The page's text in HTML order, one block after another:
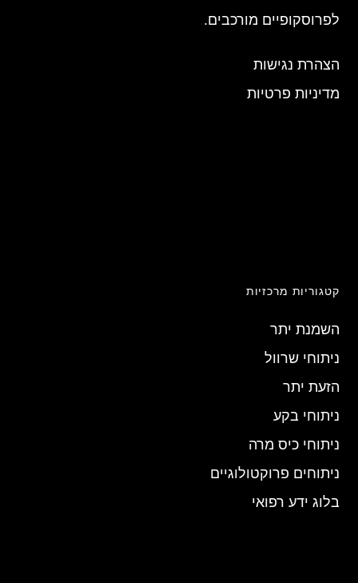
לפרוסקופיים מורכבים.
הצהרת נגישות
מדיניות פרטיות
קטגוריות מרכזיות
השמנת יתר
ניתוחי שרוול
הזעת יתר
ניתוחי בקע
ניתוחי כיס מרה
ניתוחים פרוקטולוגיים
בלוג ידע רפואי